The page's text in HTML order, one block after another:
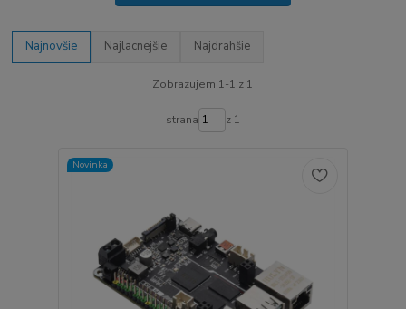
Najnovšie Najlacnejšie Najdrahšie
Zobrazujem 1-1 z 1
strana z 1
Novinka